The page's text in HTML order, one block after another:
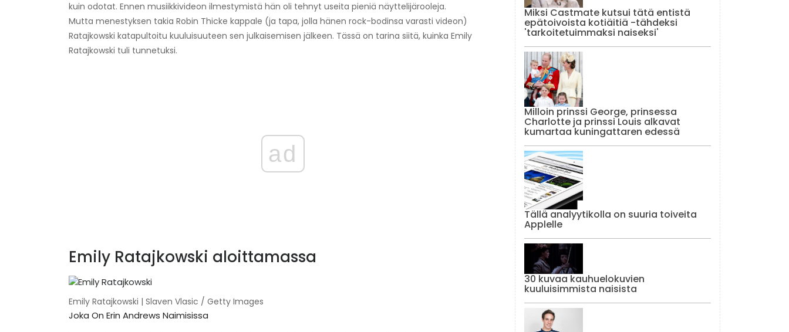
kuin odotat. Ennen musiikkivideon ilmestymistä hän oli tehnyt useita pieniä näyttelijärooleja.
Mutta menestyksen takia Robin Thicke kappale (ja tapa, jolla hänen rock-bodinsa varasti videon)
Ratajkowski katapultoitu kuuluisuuteen sen julkaisemisen jälkeen. Tässä on tarina siitä, kuinka Emily
Ratajkowski tuli tunnetuksi.
ad
Emily Ratajkowski aloittamassa
Emily Ratajkowski | Slaven Vlasic / Getty Images
Joka On Erin Andrews Naimisissa
Miksi Castmate kutsui tätä entistä
epätoivoista kotiäitiä -tähdeksi
'tarkoitetuimmaksi naiseksi'
Milloin prinssi George, prinsessa
Charlotte ja prinssi Louis alkavat
kumartaa kuningattaren edessä
Tällä analyytikolla on suuria toiveita
Applelle
30 kuvaa kauhuelokuvien
kuuluisimmista naisista